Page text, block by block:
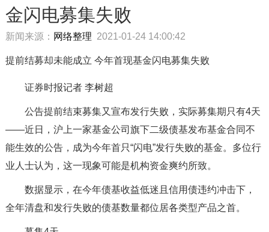
金闪电募集失败
新闻来源： 网络整理 2021-01-24 14:00:42
提前结募却未能成立 今年首现基金闪电募集失败
证券时报记者 李树超
公告提前结束募集又宣布发行失败，实际募集期只有4天
——近日，沪上一家基金公司旗下二级债基发布基金合同不
能生效的公告，成为今年首只“闪电”发行失败的基金。多位行
业人士认为，这一现象可能是机构资金爽约所致。
数据显示，在今年债基收益低迷且信用债违约冲击下，
全年清盘和发行失败的债基数量都位居各类型产品之首。